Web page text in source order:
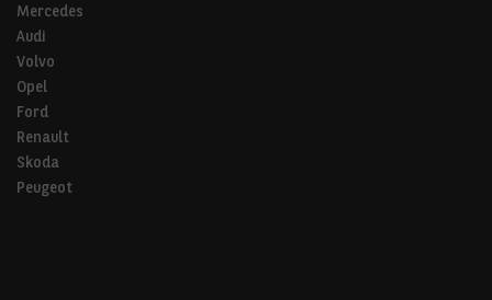
Mercedes
Audi
Volvo
Opel
Ford
Renault
Skoda
Peugeot